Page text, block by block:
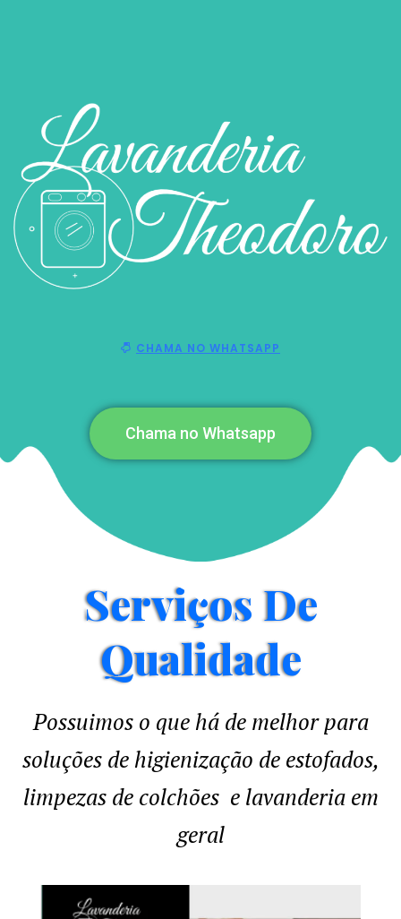
CHAMA NO WHATSAPP
Chama no Whatsapp
Serviços De
Qualidade
Possuimos o que há de melhor para
soluções de higienização de estofados,
limpezas de colchões e lavanderia em
geral